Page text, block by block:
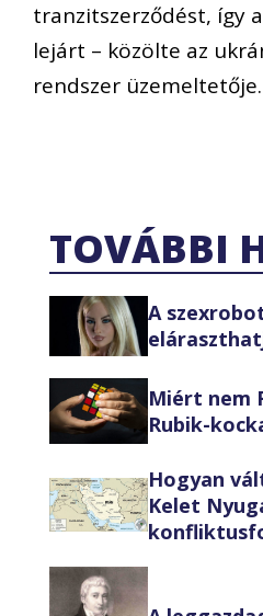
tranzitszerződést, így
lejárt – közölte az
rendszer üzemeltetője.
TOVÁBBI
A
Miért nem
Rubik-
Hogyan
Kelet